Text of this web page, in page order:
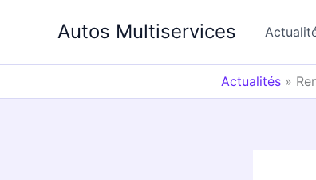
Autos Multiservices
Actualités »